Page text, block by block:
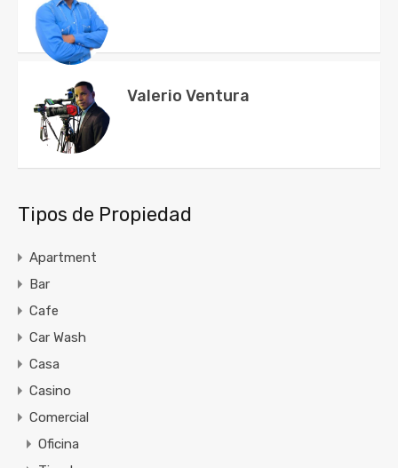
Valerio Ventura
Tipos de Propiedad
Apartment
Bar
Cafe
Car Wash
Casa
Casino
Comercial
Oficina